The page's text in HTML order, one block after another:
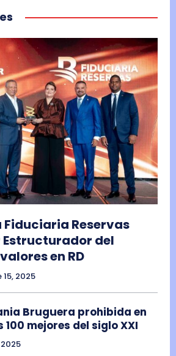
Fiduciaria Reservas
del
en RD
2025
Bruguera prohibida en
mejores del siglo XXI